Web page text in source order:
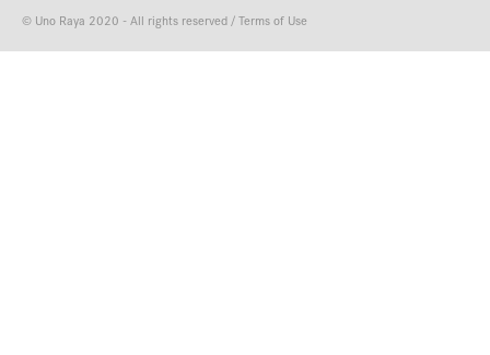
© Uno Raya 2020 - All rights reserved / Terms of Use